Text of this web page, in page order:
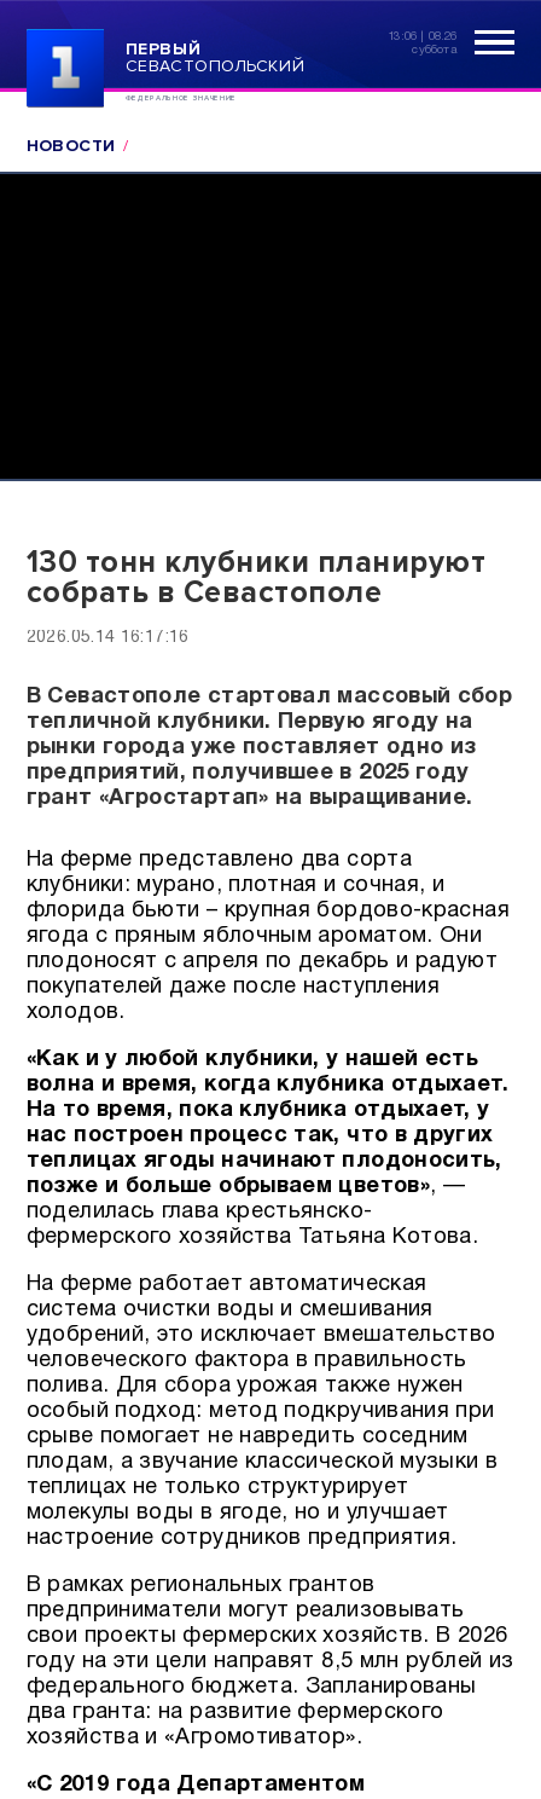
ПЕРВЫЙ
СЕВАСТОПОЛЬСКИЙ
ФЕДЕРАЛЬНОЕ ЗНАЧЕНИЕ
13:06 | 08.26
суббота
НОВОСТИ
130 тонн клубники планируют
собрать в Севастополе
2026.05.14 16:17:16
В Севастополе стартовал массовый сбор
тепличной клубники. Первую ягоду на
рынки города уже поставляет одно из
предприятий, получившее в 2025 году
грант «Агростартап» на выращивание.
На ферме представлено два сорта
клубники: мурано, плотная и сочная, и
флорида бьюти – крупная бордово-красная
ягода с пряным яблочным ароматом. Они
плодоносят с апреля по декабрь и радуют
покупателей даже после наступления
холодов.
«Как и у любой клубники, у нашей есть
волна и время, когда клубника отдыхает.
На то время, пока клубника отдыхает, у
нас построен процесс так, что в других
теплицах ягоды начинают плодоносить,
позже и больше обрываем цветов», —
поделилась глава крестьянско-
фермерского хозяйства Татьяна Котова.
На ферме работает автоматическая
система очистки воды и смешивания
удобрений, это исключает вмешательство
человеческого фактора в правильность
полива. Для сбора урожая также нужен
особый подход: метод подкручивания при
срыве помогает не навредить соседним
плодам, а звучание классической музыки в
теплицах не только структурирует
молекулы воды в ягоде, но и улучшает
настроение сотрудников предприятия.
В рамках региональных грантов
предприниматели могут реализовывать
свои проекты фермерских хозяйств. В 2026
году на эти цели направят 8,5 млн рублей из
федерального бюджета. Запланированы
два гранта: на развитие фермерского
хозяйства и «Агромотиватор».
«С 2019 года Департаментом